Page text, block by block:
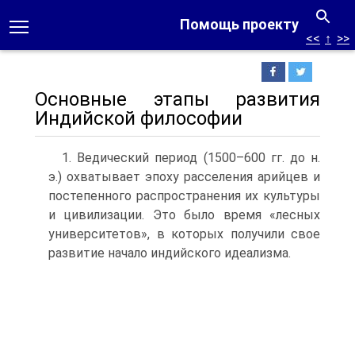
Помощь проекту
<< ↑ >>
Основные этапы развития
Индийской философии
1. Ведический период (1500–600 гг. до н.
э.) охватывает эпоху расселения арийцев и
постепенного распространения их культуры
и цивилизации. Это было время «лесных
университетов», в которых получили свое
развитие начало индийского идеализма.